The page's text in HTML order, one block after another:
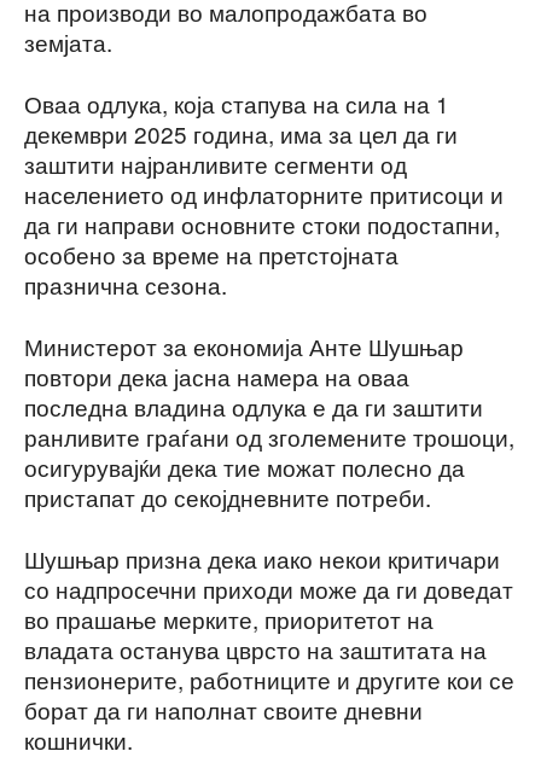
на производи во малопродажбата во
земјата.
Оваа одлука, која стапува на сила на 1
декември 2025 година, има за цел да ги
заштити најранливите сегменти од
населението од инфлаторните притисоци и
да ги направи основните стоки подостапни,
особено за време на претстојната
празнична сезона.
Министерот за економија Анте Шушњар
повтори дека јасна намера на оваа
последна владина одлука е да ги заштити
ранливите граѓани од зголемените трошоци,
осигурувајќи дека тие можат полесно да
пристапат до секојдневните потреби.
Шушњар призна дека иако некои критичари
со надпросечни приходи може да ги доведат
во прашање мерките, приоритетот на
владата останува цврсто на заштитата на
пензионерите, работниците и другите кои се
борат да ги наполнат своите дневни
кошнички.